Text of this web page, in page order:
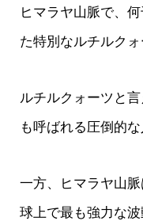
ヒマラヤ山脈で、
た特別なルチルクォ
ルチルクォーツと
も呼ばれる圧倒的
一方、ヒマラヤ山
球上で最も強力な